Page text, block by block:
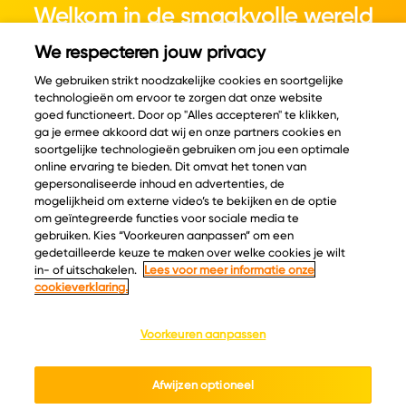
Welkom in de smaakvolle wereld
van kaas.
© Copyright 2026 Velder
Inspiratie
Kaascatalogus
Recepten
Kaasplankjes
Blog
Informatie
Over ons
Ontdek
Keurmerken
We respecteren jouw privacy
We gebruiken strikt noodzakelijke cookies en soortgelijke
technologieën om ervoor te zorgen dat onze website
goed functioneert. Door op "Alles accepteren" te klikken,
ga je ermee akkoord dat wij en onze partners cookies en
soortgelijke technologieën gebruiken om jou een optimale
online ervaring te bieden. Dit omvat het tonen van
gepersonaliseerde inhoud en advertenties, de
mogelijkheid om externe video’s te bekijken en de optie
om geïntegreerde functies voor sociale media te
gebruiken. Kies “Voorkeuren aanpassen” om een
gedetailleerde keuze te maken over welke cookies je wilt
in- of uitschakelen.
Lees voor meer informatie onze
cookieverklaring.
Voorkeuren aanpassen
Afwijzen optioneel